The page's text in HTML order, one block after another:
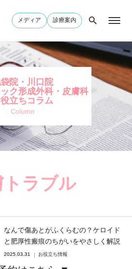
メディア 診療案内
院・川口院
ク形成外科・皮膚科
立ちコラム
Column
トラブル
なんで傷あとがふくらむの？ケロイド
と肥厚性瘢痕のちがいをやさしく解説
2025.03.31 お役立ち情報